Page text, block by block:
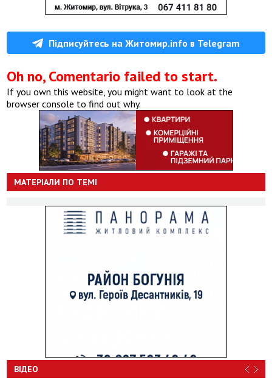
Підписуйтесь на Житомир.info в Telegram
Oh no, Comentario failed to start.
If you own this website, you might want to look at the
browser console to find out why.
МАТЕРІАЛИ ПО ТЕМІ
ВІДЕО